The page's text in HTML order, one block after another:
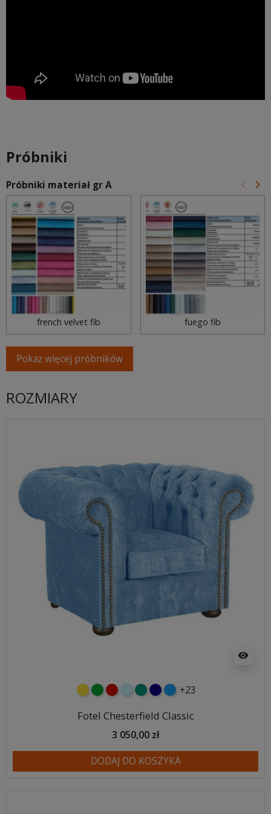
Próbniki
Próbniki materiał gr A keyboard_arrow_left keyboard_arrow_right
french velvet fib fuego fib
Pokaż więcej próbników
ROZMIARY
visibility
żółtyzielonyczerwony
błękitnyturkusowy
granatowy
niebieski
+23
Fotel Chesterfield Classic
3 050,00 zł
DODAJ DO KOSZYKA